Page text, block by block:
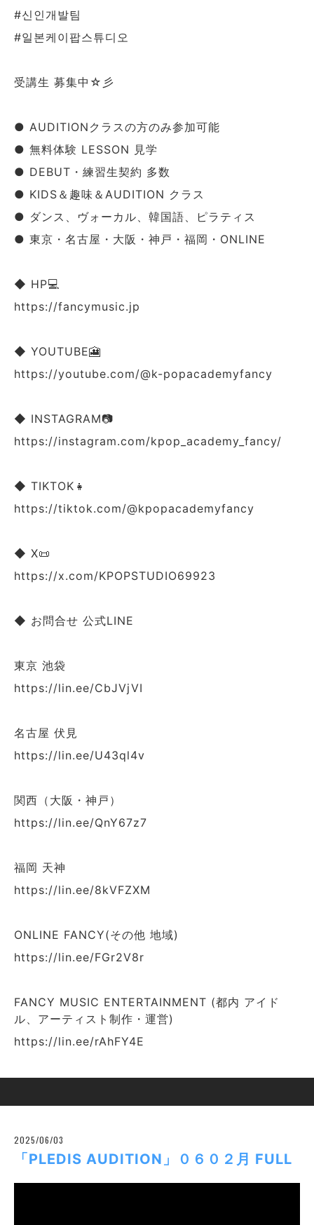
#신인개발팀
#일본케이팝스튜디오
受講生 募集中☆彡
● AUDITIONクラスの方のみ参加可能
● 無料体験 LESSON 見学
● DEBUT・練習生契約 多数
● KIDS＆趣味＆AUDITION クラス
● ダンス、ヴォーカル、韓国語、ピラティス
● 東京・名古屋・大阪・神戸・福岡・ONLINE
◆ HP💻
https://fancymusic.jp
◆ YOUTUBE🎦
https://youtube.com/@k-popacademyfancy
◆ INSTAGRAM📷
https://instagram.com/kpop_academy_fancy/
◆ TIKTOK👧
https://tiktok.com/@kpopacademyfancy
◆ X📜
https://x.com/KPOPSTUDIO69923
◆ お問合せ 公式LINE
東京 池袋
https://lin.ee/CbJVjVI
名古屋 伏見
https://lin.ee/U43ql4v
関西（大阪・神戸）
https://lin.ee/QnY67z7
福岡 天神
https://lin.ee/8kVFZXM
ONLINE FANCY(その他 地域)
https://lin.ee/FGr2V8r
FANCY MUSIC ENTERTAINMENT (都内 アイド
ル、アーティスト制作・運営)
https://lin.ee/rAhFY4E
2025/06/03
「PLEDIS AUDITION」０６０２月 FULL